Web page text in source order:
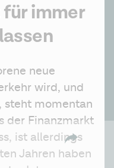
immer
neue
wird, und
steht momentan
der Finanzmarkt
ist allerdings
Jahren haben